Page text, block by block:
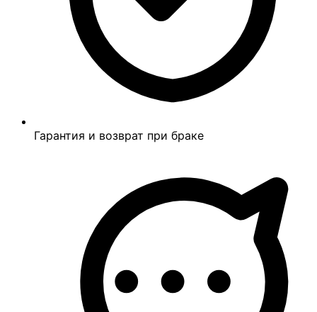
Гарантия и возврат при браке